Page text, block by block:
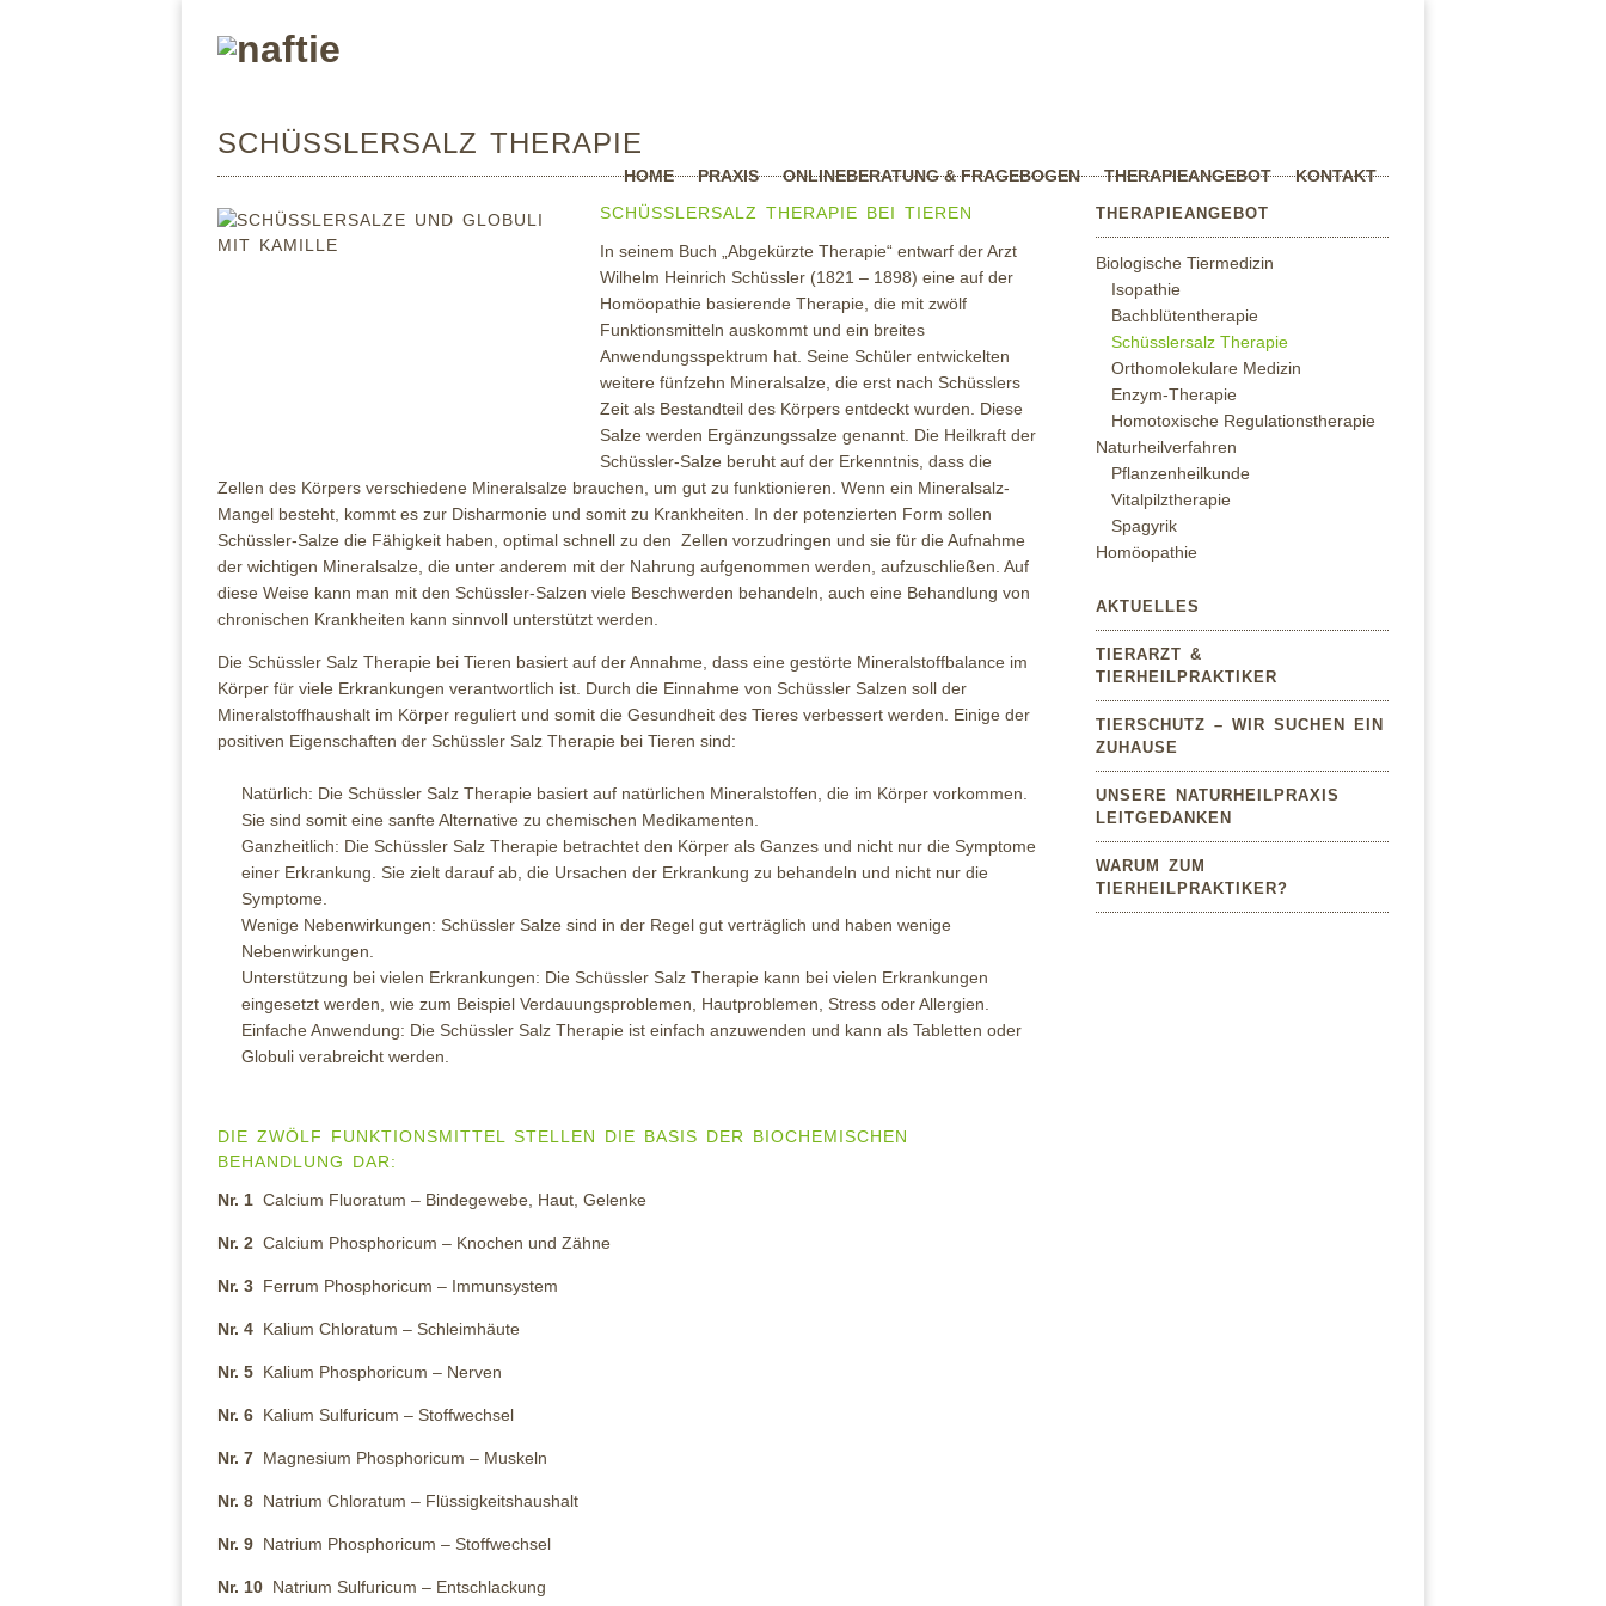
HOME PRAXIS ONLINEBERATUNG & FRAGEBOGEN THERAPIEANGEBOT KONTAKT
SCHÜSSLERSALZ THERAPIE
SCHÜSSLERSALZ THERAPIE BEI TIEREN
In seinem Buch „Abgekürzte Therapie“ entwarf der Arzt
Wilhelm Heinrich Schüssler (1821 – 1898) eine auf der
Homöopathie basierende Therapie, die mit zwölf
Funktionsmitteln auskommt und ein breites
Anwendungsspektrum hat. Seine Schüler entwickelten
weitere fünfzehn Mineralsalze, die erst nach Schüsslers
Zeit als Bestandteil des Körpers entdeckt wurden. Diese
Salze werden Ergänzungssalze genannt. Die Heilkraft der
Schüssler-Salze beruht auf der Erkenntnis, dass die
Zellen des Körpers verschiedene Mineralsalze brauchen, um gut zu funktionieren. Wenn ein Mineralsalz-
Mangel besteht, kommt es zur Disharmonie und somit zu Krankheiten. In der potenzierten Form sollen
Schüssler-Salze die Fähigkeit haben, optimal schnell zu den Zellen vorzudringen und sie für die Aufnahme
der wichtigen Mineralsalze, die unter anderem mit der Nahrung aufgenommen werden, aufzuschließen. Auf
diese Weise kann man mit den Schüssler-Salzen viele Beschwerden behandeln, auch eine Behandlung von
chronischen Krankheiten kann sinnvoll unterstützt werden.
Die Schüssler Salz Therapie bei Tieren basiert auf der Annahme, dass eine gestörte Mineralstoffbalance im
Körper für viele Erkrankungen verantwortlich ist. Durch die Einnahme von Schüssler Salzen soll der
Mineralstoffhaushalt im Körper reguliert und somit die Gesundheit des Tieres verbessert werden. Einige der
positiven Eigenschaften der Schüssler Salz Therapie bei Tieren sind:
Natürlich: Die Schüssler Salz Therapie basiert auf natürlichen Mineralstoffen, die im Körper vorkommen.
Sie sind somit eine sanfte Alternative zu chemischen Medikamenten.
Ganzheitlich: Die Schüssler Salz Therapie betrachtet den Körper als Ganzes und nicht nur die Symptome
einer Erkrankung. Sie zielt darauf ab, die Ursachen der Erkrankung zu behandeln und nicht nur die
Symptome.
Wenige Nebenwirkungen: Schüssler Salze sind in der Regel gut verträglich und haben wenige
Nebenwirkungen.
Unterstützung bei vielen Erkrankungen: Die Schüssler Salz Therapie kann bei vielen Erkrankungen
eingesetzt werden, wie zum Beispiel Verdauungsproblemen, Hautproblemen, Stress oder Allergien.
Einfache Anwendung: Die Schüssler Salz Therapie ist einfach anzuwenden und kann als Tabletten oder
Globuli verabreicht werden.
DIE ZWÖLF FUNKTIONSMITTEL STELLEN DIE BASIS DER BIOCHEMISCHEN
BEHANDLUNG DAR:
Nr. 1 Calcium Fluoratum – Bindegewebe, Haut, Gelenke
Nr. 2 Calcium Phosphoricum – Knochen und Zähne
Nr. 3 Ferrum Phosphoricum – Immunsystem
Nr. 4 Kalium Chloratum – Schleimhäute
Nr. 5 Kalium Phosphoricum – Nerven
Nr. 6 Kalium Sulfuricum – Stoffwechsel
Nr. 7 Magnesium Phosphoricum – Muskeln
Nr. 8 Natrium Chloratum – Flüssigkeitshaushalt
Nr. 9 Natrium Phosphoricum – Stoffwechsel
Nr. 10 Natrium Sulfuricum – Entschlackung
THERAPIEANGEBOT
Biologische Tiermedizin
Isopathie
Bachblütentherapie
Schüsslersalz Therapie
Orthomolekulare Medizin
Enzym‐Therapie
Homotoxische Regulationstherapie
Naturheilverfahren
Pflanzenheilkunde
Vitalpilztherapie
Spagyrik
Homöopathie
AKTUELLES
TIERARZT &
TIERHEILPRAKTIKER
TIERSCHUTZ – WIR SUCHEN EIN
ZUHAUSE
UNSERE NATURHEILPRAXIS
LEITGEDANKEN
WARUM ZUM
TIERHEILPRAKTIKER?